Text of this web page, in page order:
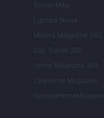
Scoop Mag
Lgbtqia News
Motors Magazine 365
Day Travel 365
Home Magazine 365
Cineverse Magazine
SecondHomeMagazine